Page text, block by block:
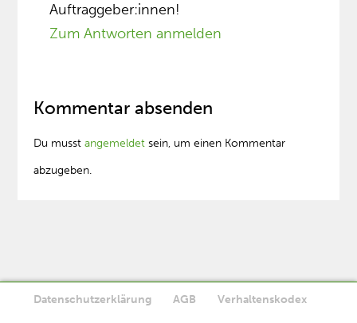
Auftraggeber:innen!
Zum Antworten anmelden
Kommentar absenden
Du musstangemeldet sein, um einen Kommentar
abzugeben.
Datenschutzerklärung AGB Verhaltenskodex